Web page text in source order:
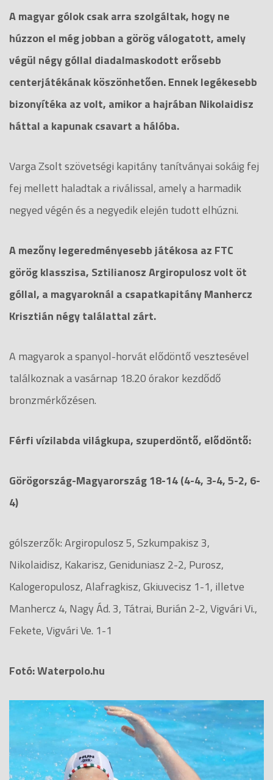
A magyar gólok csak arra szolgáltak, hogy ne
húzzon el még jobban a görög válogatott, amely
végül négy góllal diadalmaskodott erősebb
centerjátékának köszönhetően. Ennek legékesebb
bizonyítéka az volt, amikor a hajrában Nikolaidisz
háttal a kapunak csavart a hálóba.
Varga Zsolt szövetségi kapitány tanítványai sokáig fej
fej mellett haladtak a riválissal, amely a harmadik
negyed végén és a negyedik elején tudott elhúzni.
A mezőny legeredményesebb játékosa az FTC
görög klasszisa, Sztilianosz Argiropulosz volt öt
góllal, a magyaroknál a csapatkapitány Manhercz
Krisztián négy találattal zárt.
A magyarok a spanyol-horvát elődöntő vesztesével
találkoznak a vasárnap 18.20 órakor kezdődő
bronzmérkőzésen.
Férfi vízilabda világkupa, szuperdöntő, elődöntő:
Görögország-Magyarország 18-14 (4-4, 3-4, 5-2, 6-
4)
gólszerzők: Argiropulosz 5, Szkumpakisz 3,
Nikolaidisz, Kakarisz, Geniduniasz 2-2, Purosz,
Kalogeropulosz, Alafragkisz, Gkiuvecisz 1-1, illetve
Manhercz 4, Nagy Ád. 3, Tátrai, Burián 2-2, Vigvári Vi.,
Fekete, Vigvári Ve. 1-1
Fotó: Waterpolo.hu